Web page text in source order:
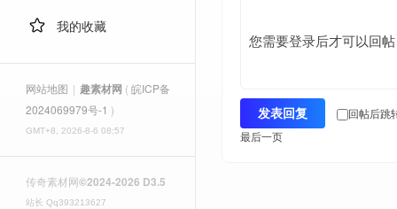
我的收藏
网站地图 | 趣素材网 ( 皖ICP备
2024069979号-1 )
GMT+8, 2026-8-6 08:57
传奇素材网©2024-2026 D3.5
站长 Qq393213627
您需要登录后才可以回
册
发表回复
回帖后跳
最后一页